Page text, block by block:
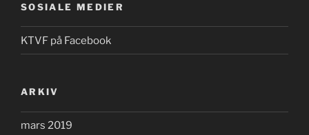
SOSIALE MEDIER
KTVF på Facebook
ARKIV
mars 2019